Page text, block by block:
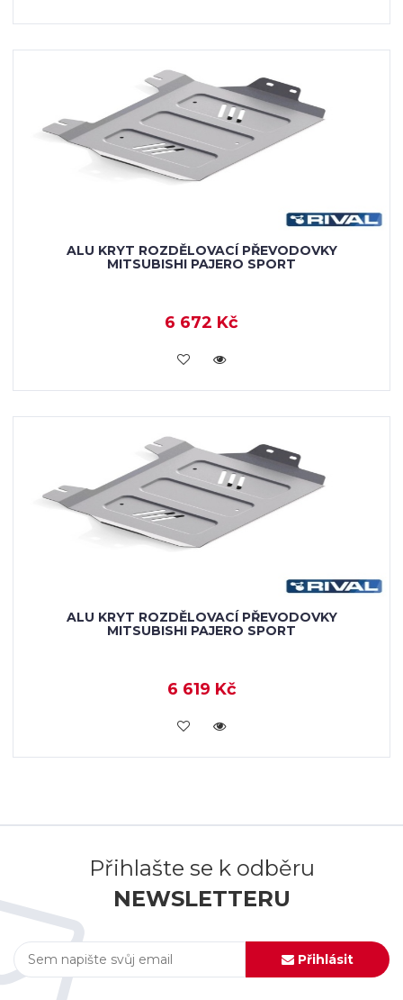
ALU KRYT ROZDĚLOVACÍ PŘEVODOVKY
MITSUBISHI PAJERO SPORT
6 672 Kč
KOUPIT
ALU KRYT ROZDĚLOVACÍ PŘEVODOVKY
MITSUBISHI PAJERO SPORT
6 619 Kč
KOUPIT
Přihlašte se k odběru
NEWSLETTERU
Přihlásit